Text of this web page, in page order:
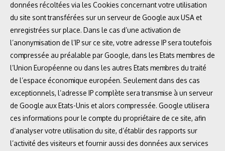
données récoltées via les Cookies concernant votre utilisation
du site sont transférées sur un serveur de Google aux USA et
enregistrées sur place. Dans le cas d’une activation de
l’anonymisation de l’IP sur ce site, votre adresse IP sera toutefois
compressée au préalable par Google, dans les Etats membres de
l’Union Européenne ou dans les autres Etats membres du traité
de l’espace économique européen. Seulement dans des cas
exceptionnels, l’adresse IP complète sera transmise à un serveur
de Google aux Etats-Unis et alors compressée. Google utilisera
ces informations pour le compte du propriétaire de ce site, afin
d’analyser votre utilisation du site, d’établir des rapports sur
l’activité des visiteurs et fournir aussi des données aux services